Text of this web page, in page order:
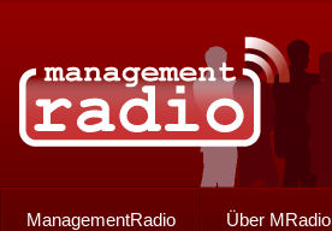
ManagementRadio Über MRadio